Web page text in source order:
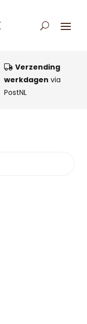
Verzending
werkdagen via
PostNL